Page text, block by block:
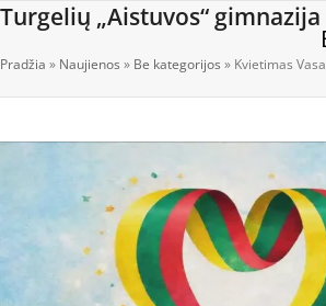
Skip
content
Turgelių „Aistuvos“ gimnazija
Open
mobile
Close
mobile
Pradžia » Naujienos » Be kategorijos » Kvietimas